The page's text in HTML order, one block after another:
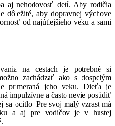
aj nehodovosť detí. Aby rodičia
dôležité, aby dopravnej výchove
od najútlejšieho veku a sami
na cestách je potrebné si
zachádzať ako s dospelým
primeraná jeho veku. Dieťa je
impulzívne a často nevie posúdiť
sa ocitlo. Pre svoj malý vzrast má
a aj pre vodičov je v hustej